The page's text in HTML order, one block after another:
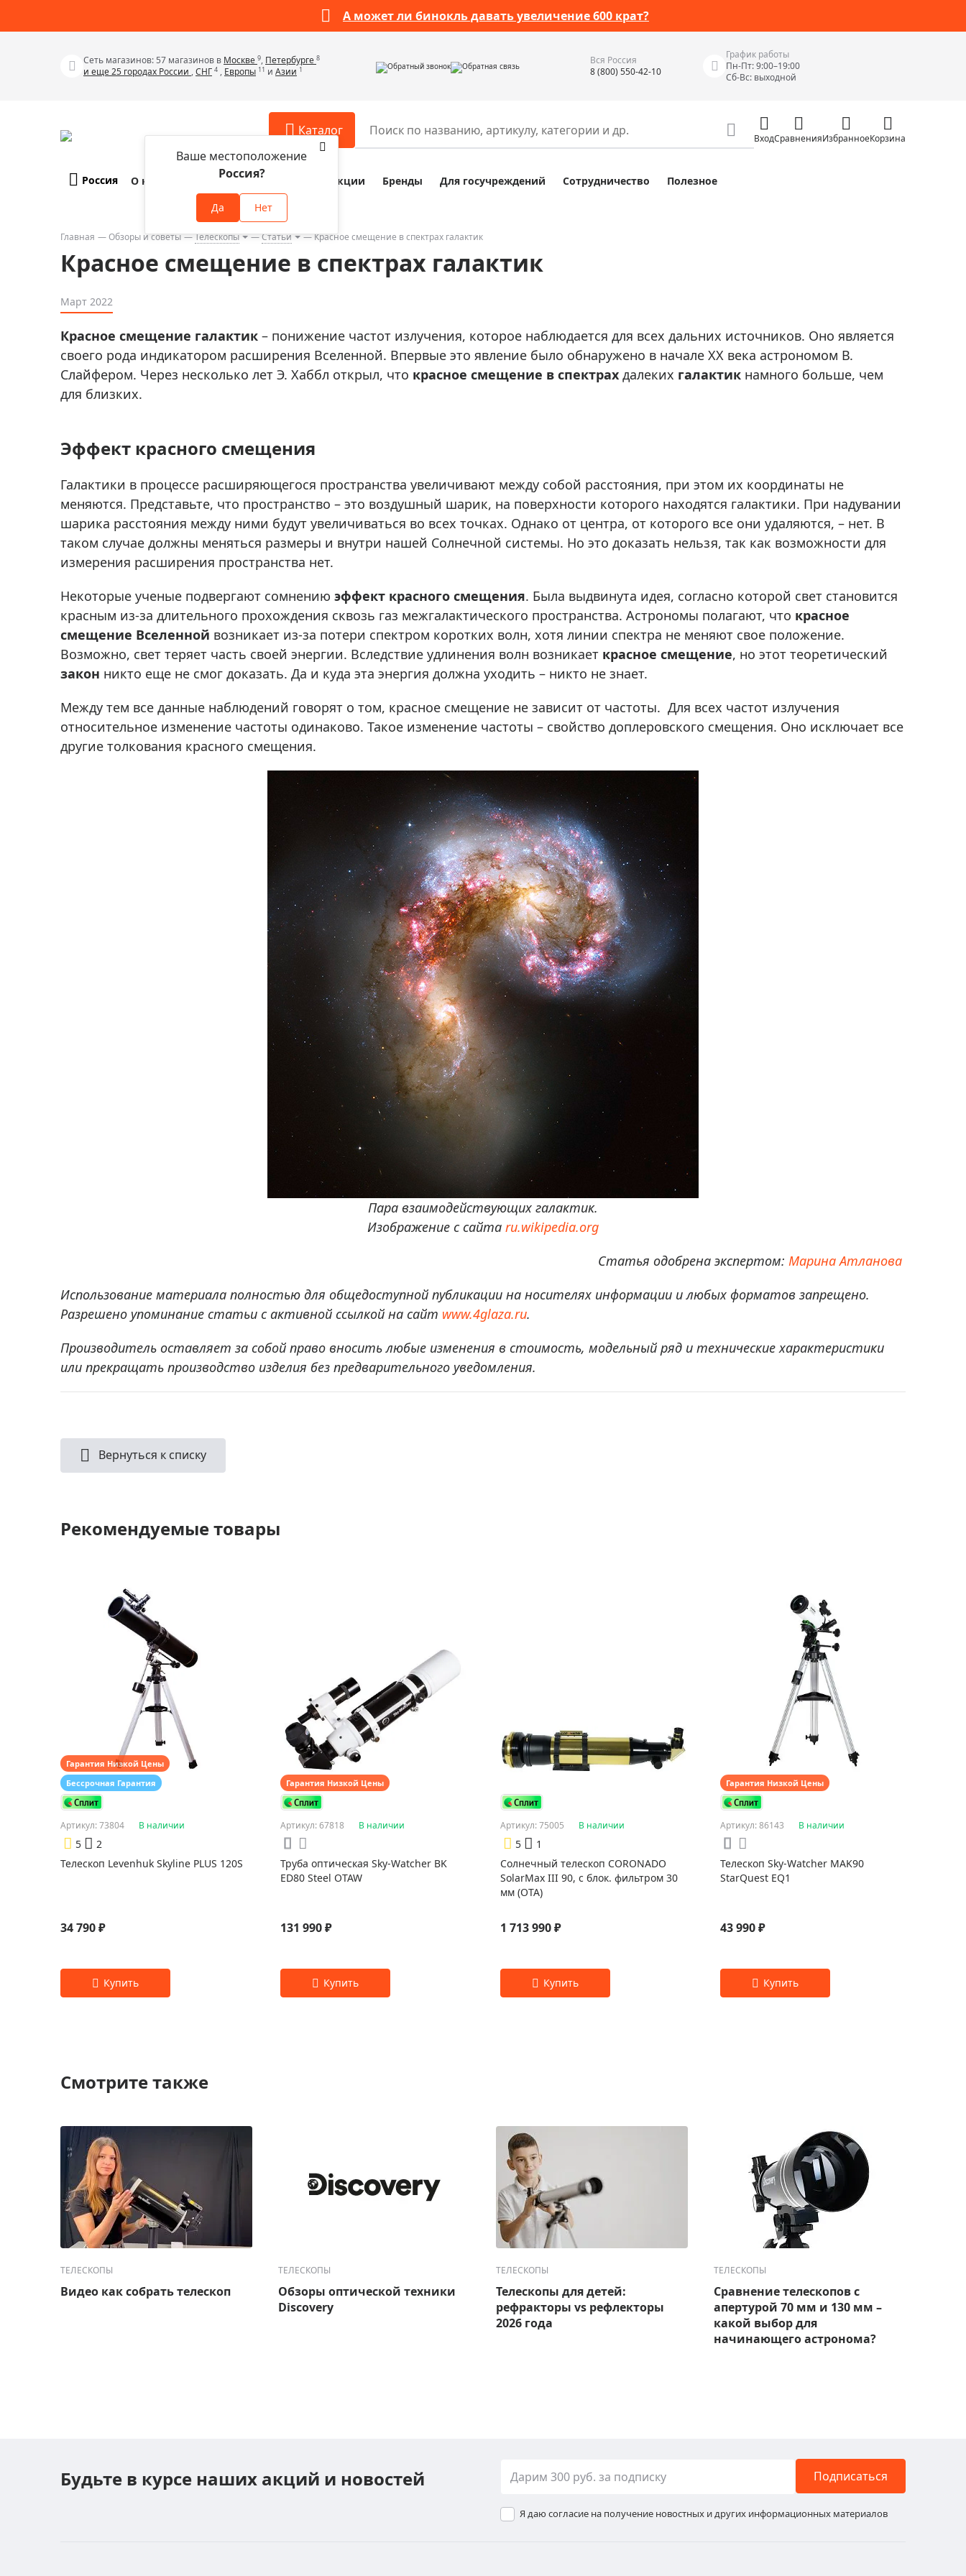
А может ли бинокль давать увеличение 600 крат?
Сеть магазинов: 57 магазинов в Москве 9, Петербурге 8
и еще 25 городах России ,СНГ 4 , Европы 11 и Азии 1 Обратный звонок Обратная связь
Вся Россия
8 (800) 550-42-10
График работы
Пн-Пт: 9:00–19:00
Сб-Вс: выходной
Каталог
Телескопы
Бинокли
Зрительные трубы
Приборы ночного видения
Тепловизоры
Прицелы
Метеостанции, барометры, часы
Оптика для детей Levenhuk LabZZ
Астропланетарии
Подарки
Акции
Аксессуары для микроскопов
Аксессуары для зрительных труб
Аксессуары для биноклей
видения
Распродажа
Разное
Наборы исследователя Bresser Junior
Лазерные дальномеры
Штативы
Фонари
Элементы питания, карты памяти
Фотоловушки
Экшн-камеры
Мерч
Измерительные инструменты
Приборы для обслуживания сетей
Детекторы проводки
Видеоэндоскопы
Тестеры качества воды
ВходСравненияИзбранноеКорзина
Россия
Ваше местоположение
Россия?
Да Нет
О компании Оплата и доставка Акции Бренды Для госучреждений Сотрудничество Полезное
Главная Обзоры и советы Телескопы Статьи Красное смещение в спектрах галактик
Красное смещение в спектрах галактик
Март 2022
Красное смещение галактик – понижение частот излучения, которое наблюдается для всех дальних источников. Оно является
своего рода индикатором расширения Вселенной. Впервые это явление было обнаружено в начале XX века астрономом В.
Слайфером. Через несколько лет Э. Хаббл открыл, что красное смещение в спектрах далеких галактик намного больше, чем
для близких.
Эффект красного смещения
Галактики в процессе расширяющегося пространства увеличивают между собой расстояния, при этом их координаты не
меняются. Представьте, что пространство – это воздушный шарик, на поверхности которого находятся галактики. При надувании
шарика расстояния между ними будут увеличиваться во всех точках. Однако от центра, от которого все они удаляются, – нет. В
таком случае должны меняться размеры и внутри нашей Солнечной системы. Но это доказать нельзя, так как возможности для
измерения расширения пространства нет.
Некоторые ученые подвергают сомнению эффект красного смещения. Была выдвинута идея, согласно которой свет становится
красным из-за длительного прохождения сквозь газ межгалактического пространства. Астрономы полагают, что красное
смещение Вселенной возникает из-за потери спектром коротких волн, хотя линии спектра не меняют свое положение.
Возможно, свет теряет часть своей энергии. Вследствие удлинения волн возникает красное смещение, но этот теоретический
закон никто еще не смог доказать. Да и куда эта энергия должна уходить – никто не знает.
Между тем все данные наблюдений говорят о том, красное смещение не зависит от частоты. Для всех частот излучения
относительное изменение частоты одинаково. Такое изменение частоты – свойство доплеровского смещения. Оно исключает все
другие толкования красного смещения.
Пара взаимодействующих галактик.
Изображение с сайта ru.wikipedia.org
Статья одобрена экспертом: Марина Атланова
Использование материала полностью для общедоступной публикации на носителях информации и любых форматов запрещено.
Разрешено упоминание статьи с активной ссылкой на сайт www.4glaza.ru.
Производитель оставляет за собой право вносить любые изменения в стоимость, модельный ряд и технические характеристики
или прекращать производство изделия без предварительного уведомления.
Вернуться к списку
Рекомендуемые товары
Гарантия Низкой Цены
Бессрочная Гарантия
Артикул: 73804 В наличии
5
2
Телескоп Levenhuk Skyline PLUS 120S
34 790 ₽
Гарантия Низкой Цены
Артикул: 67818 В наличии
Труба оптическая Sky-Watcher BK
ED80 Steel OTAW
131 990 ₽
Артикул: 75005 В наличии
5
1
Солнечный телескоп CORONADO
SolarMax III 90, с блок. фильтром 30
мм (OTA)
1 713 990 ₽
Гарантия Низкой Цены
Артикул: 86143 В наличии
Телескоп Sky-Watcher MAK90
StarQuest EQ1
43 990 ₽
Смотрите также
ТЕЛЕСКОПЫ
Видео как собрать телескоп
ТЕЛЕСКОПЫ
Обзоры оптической техники
Discovery
ТЕЛЕСКОПЫ
Телескопы для детей:
рефракторы vs рефлекторы
2026 года
ТЕЛЕСКОПЫ
Сравнение телескопов с
апертурой 70 мм и 130 мм –
какой выбор для
начинающего астронома?
Будьте в курсе наших акций и новостей Подписаться
Я даю согласие на получение новостных и других информационных материалов